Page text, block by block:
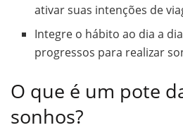
ativar suas intenções de
Integre o hábito ao dia a
progressos para realizar
O que é um pote
sonhos?